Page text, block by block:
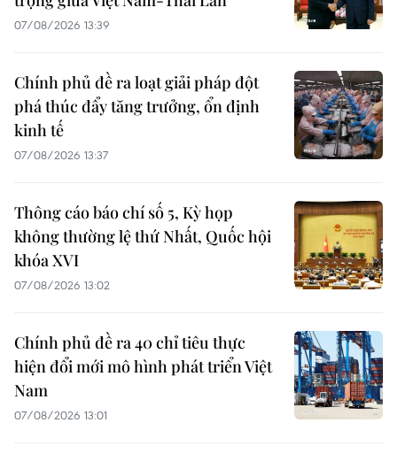
07/08/2026 13:39
Chính phủ đề ra loạt giải pháp đột
phá thúc đẩy tăng trưởng, ổn định
kinh tế
07/08/2026 13:37
Thông cáo báo chí số 5, Kỳ họp
không thường lệ thứ Nhất, Quốc hội
khóa XVI
07/08/2026 13:02
Chính phủ đề ra 40 chỉ tiêu thực
hiện đổi mới mô hình phát triển Việt
Nam
07/08/2026 13:01